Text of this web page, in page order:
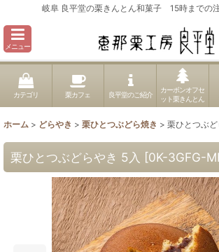
岐阜 良平堂の栗きんとん和菓子 15時までの
メニュー
カテゴリ 栗カフェ 良平堂のご紹介
カーボンオフセ
ット栗きんとん
ホーム > どらやき > 栗ひとつぶどら焼き > 栗ひとつぶ
栗ひとつぶどらやき 5入 [0K-3GFG-